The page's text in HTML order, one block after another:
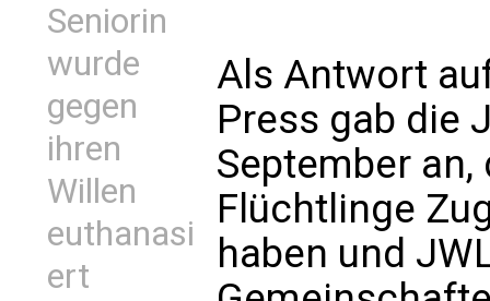
Seniorin
wurde
gegen
ihren
Willen
euthanasi
ert
Als Antwort
Press gab die
September an,
Flüchtlinge
haben und